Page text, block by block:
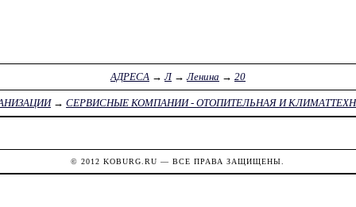
АДРЕСА→Л→Ленина → 20
→ СЕРВИСНЫЕ КОМПАНИИ - ОТОПИТЕЛЬНАЯ И
© 2012KOBURG.RU — ВСЕ ПРАВА ЗАЩИЩЕНЫ.